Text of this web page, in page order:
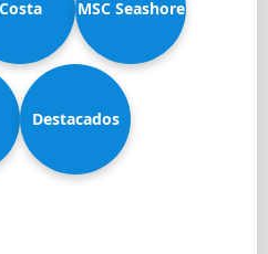
Costa MSC Seashore
Destacados